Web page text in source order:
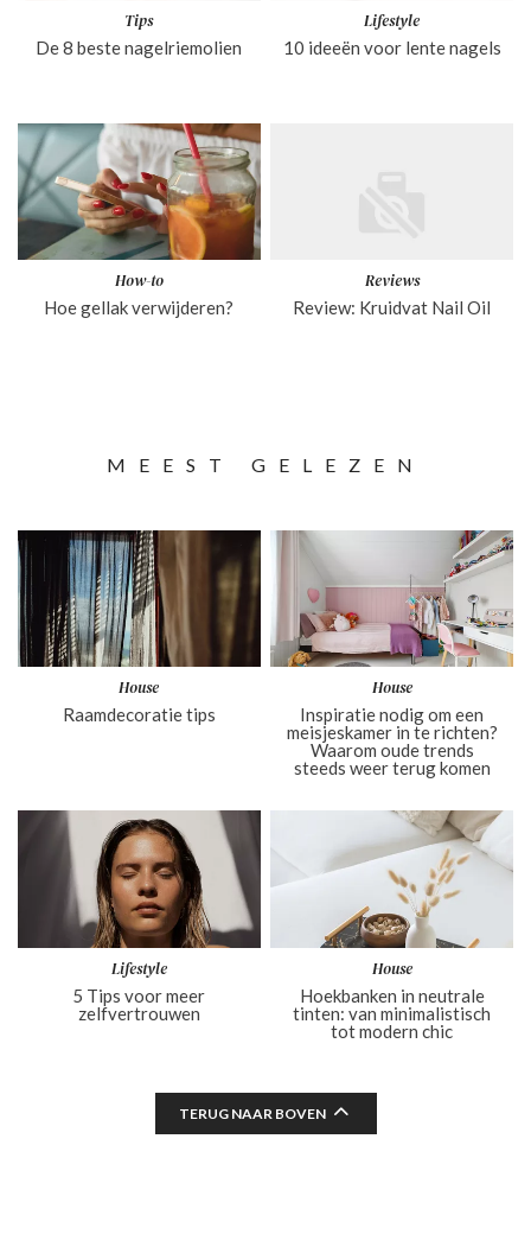
Tips
De 8 beste nagelriemolien
Lifestyle
10 ideeën voor lente nagels
How-to
Hoe gellak verwijderen?
Reviews
Review: Kruidvat Nail Oil
MEEST GELEZEN
House
Raamdecoratie tips
House
Inspiratie nodig om een
meisjeskamer in te richten?
Waarom oude trends
steeds weer terug komen
Lifestyle
5 Tips voor meer
zelfvertrouwen
House
Hoekbanken in neutrale
tinten: van minimalistisch
tot modern chic
TERUG NAAR BOVEN